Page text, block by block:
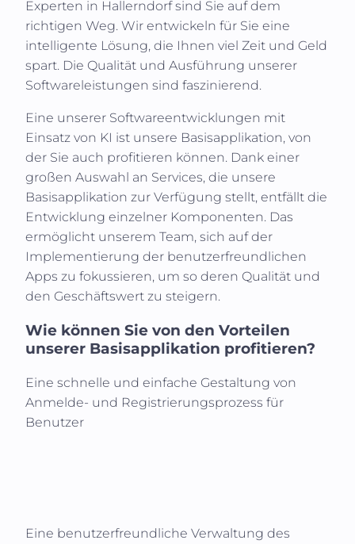
Experten in Hallerndorfsind Sie auf dem
richtigen Weg. Wir entwickeln für Sie eine
intelligente Lösung, die Ihnen viel Zeit und Geld
spart. Die Qualität und Ausführung unserer
Softwareleistungen sind faszinierend.
Eine unserer Softwareentwicklungen mit
Einsatz von KI ist unsere Basisapplikation, von
der Sie auch profitieren können. Dank einer
großen Auswahl an Services, die unsere
Basisapplikation zur Verfügung stellt, entfällt die
Entwicklung einzelner Komponenten. Das
ermöglicht unserem Team, sich auf der
Implementierung der benutzerfreundlichen
Apps zu fokussieren, um so deren Qualität und
den Geschäftswert zu steigern.
Wie können Sie von den Vorteilen
unserer Basisapplikation profitieren?
Eine schnelle und einfache Gestaltung von
Anmelde- und Registrierungsprozess für
Benutzer
Eine benutzerfreundliche Verwaltung des